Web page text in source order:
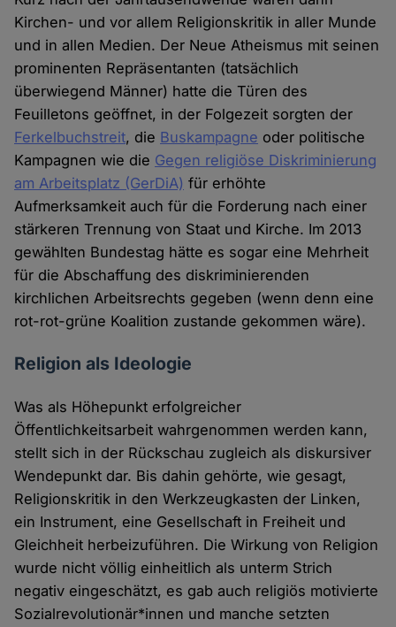
Kirchen- und vor allem Religionskritik in aller Munde
und in allen Medien. Der Neue Atheismus mit seinen
prominenten Repräsentanten (tatsächlich
überwiegend Männer) hatte die Türen des
Feuilletons geöffnet, in der Folgezeit sorgten der
Ferkelbuchstreit, die Buskampagne oder politische
Kampagnen wie die Gegen religiöse Diskriminierung
am Arbeitsplatz (GerDiA) für erhöhte
Aufmerksamkeit auch für die Forderung nach einer
stärkeren Trennung von Staat und Kirche. Im 2013
gewählten Bundestag hätte es sogar eine Mehrheit
für die Abschaffung des diskriminierenden
kirchlichen Arbeitsrechts gegeben (wenn denn eine
rot-rot-grüne Koalition zustande gekommen wäre).
Religion als Ideologie
Was als Höhepunkt erfolgreicher
Öffentlichkeitsarbeit wahrgenommen werden kann,
stellt sich in der Rückschau zugleich als diskursiver
Wendepunkt dar. Bis dahin gehörte, wie gesagt,
Religionskritik in den Werkzeugkasten der Linken,
ein Instrument, eine Gesellschaft in Freiheit und
Gleichheit herbeizuführen. Die Wirkung von Religion
wurde nicht völlig einheitlich als unterm Strich
negativ eingeschätzt, es gab auch religiös motivierte
Sozialrevolutionär*innen und manche setzten